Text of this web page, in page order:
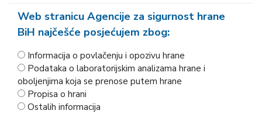
Web stranicu Agencije za sigurnost hrane
BiH najčešće posjećujem zbog:
Informacija o povlačenju i opozivu hrane
Podataka o laboratorijskim analizama hrane i
oboljenjima koja se prenose putem hrane
Propisa o hrani
Ostalih informacija